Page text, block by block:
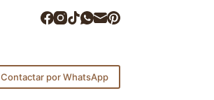
Contactar por WhatsApp